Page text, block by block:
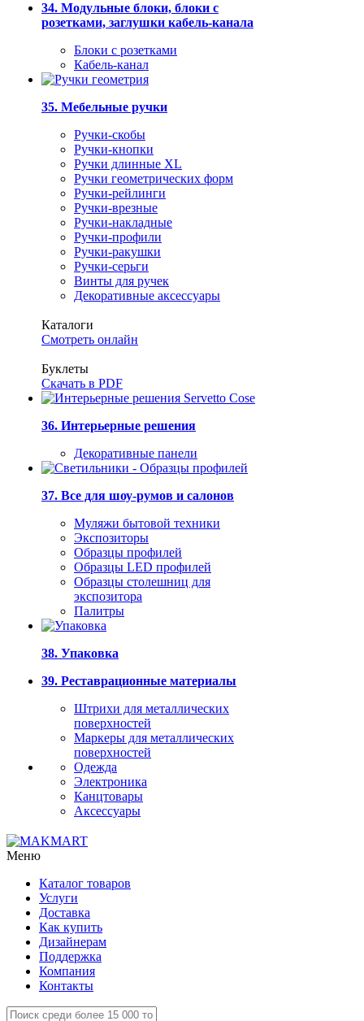
34. Модульные блоки, блоки с
розетками, заглушки кабель-канала
Блоки с розетками
Кабель-канал
35. Мебельные ручки
Ручки-скобы
Ручки-кнопки
Ручки длинные XL
Ручки геометрических форм
Ручки-рейлинги
Ручки-врезные
Ручки-накладные
Ручки-профили
Ручки-ракушки
Ручки-серьги
Винты для ручек
Декоративные аксессуары
Каталоги
Смотреть онлайн
Буклеты
Скачать в PDF
36. Интерьерные решения
Декоративные панели
37. Все для шоу-румов и салонов
Муляжи бытовой техники
Экспозиторы
Образцы профилей
Образцы LED профилей
Образцы столешниц для
экспозитора
Палитры
38. Упаковка
39. Реставрационные материалы
Штрихи для металлических
поверхностей
Маркеры для металлических
поверхностей
Одежда
Электроника
Канцтовары
Аксессуары
Меню
Каталог товаров
Услуги
Доставка
Как купить
Дизайнерам
Поддержка
Компания
Контакты